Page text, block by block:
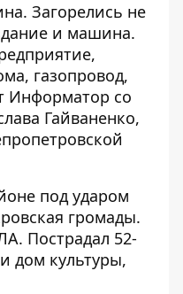
Загорелись не
и машина.
газопровод,
Информатор со
Гайваненко,
под ударом
громады.
Пострадал 52-
дом культуры,